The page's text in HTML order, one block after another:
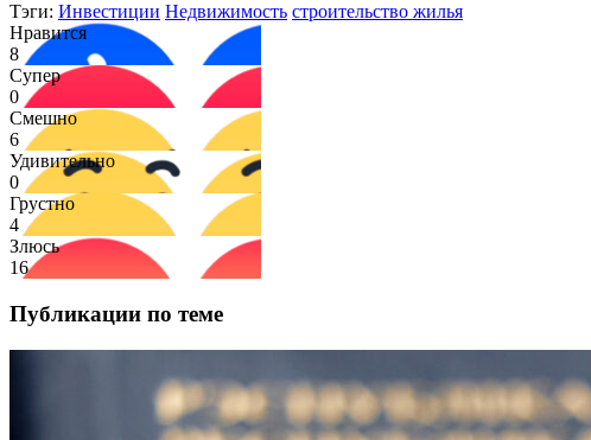
Тэги: Инвестиции Недвижимость строительство жилья
Нравится
8
Супер
0
Смешно
6
Удивительно
0
Грустно
4
Злюсь
16
Публикации по теме